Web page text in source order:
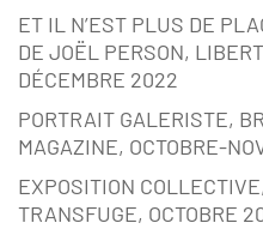
ET IL N’EST PLUS DE
DE JOËL PERSON,
DÉCEMBRE 2022
PORTRAIT GALERISTE,
MAGAZINE, OCTOBRE-
EXPOSITION
TRANSFUGE, OCTOBRE